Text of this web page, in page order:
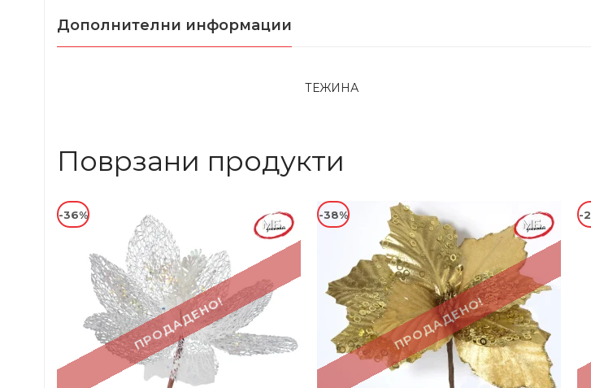
Дополнителни информации
ТЕЖИНА
Поврзани продукти
ПРОДАДЕНО!
-36%
ПРОДАДЕНО!
-38% -